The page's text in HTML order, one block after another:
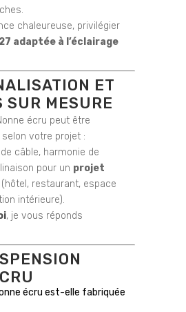
chaleureuse, privilégier
adaptée à l’éclairage
ET
SUR MESURE
écru peut être
selon votre projet :
câble, harmonie de
pour un projet
(hôtel, restaurant, espace
intérieure).
, je vous réponds
écru est-elle fabriquée